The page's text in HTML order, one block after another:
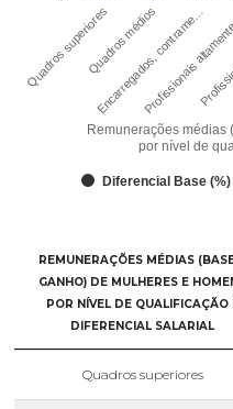
Remunerações médias
por nível de
Diferencial Base (%)
Quadros superioresQuadros médios
Encarregados, contrame…
Profissionais
REMUNERAÇÕES MÉDIAS
GANHO) DE MULHERES E
POR NÍVEL DE QUALIFICAÇÃO
DIFERENCIAL SALARIAL
Quadros superiores